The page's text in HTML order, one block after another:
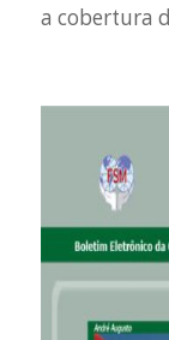
a cobertura